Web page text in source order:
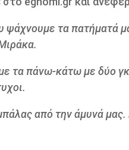
ψάχνουμε τα πατήματά
τα πάνω-κάτω με δύο
από την άμυνά μας.